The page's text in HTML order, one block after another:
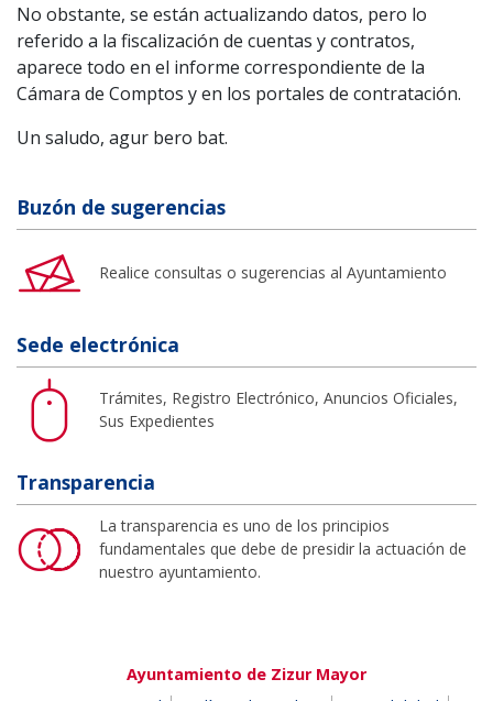
No obstante, se están actualizando datos, pero lo
referido a la fiscalización de cuentas y contratos,
aparece todo en el informe correspondiente de la
Cámara de Comptos y en los portales de contratación.
Un saludo, agur bero bat.
Buzón de sugerencias
Realice consultas o sugerencias al Ayuntamiento
Sede electrónica
Trámites, Registro Electrónico, Anuncios Oficiales,
Sus Expedientes
Transparencia
La transparencia es uno de los principios
fundamentales que debe de presidir la actuación de
nuestro ayuntamiento.
Ayuntamiento de Zizur Mayor